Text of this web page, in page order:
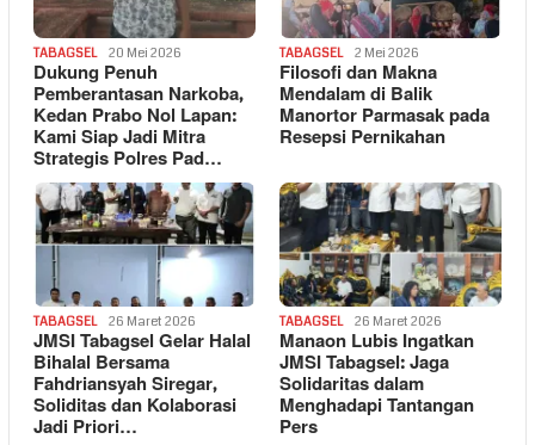
TABAGSEL 20 Mei 2026
Dukung Penuh
Pemberantasan Narkoba,
Kedan Prabo Nol Lapan:
Kami Siap Jadi Mitra
Strategis Polres Pad…
TABAGSEL 2 Mei 2026
Filosofi dan Makna
Mendalam di Balik
Manortor Parmasak pada
Resepsi Pernikahan
TABAGSEL 26 Maret 2026
JMSI Tabagsel Gelar Halal
Bihalal Bersama
Fahdriansyah Siregar,
Soliditas dan Kolaborasi
Jadi Priori…
TABAGSEL 26 Maret 2026
Manaon Lubis Ingatkan
JMSI Tabagsel: Jaga
Solidaritas dalam
Menghadapi Tantangan
Pers